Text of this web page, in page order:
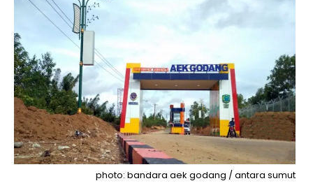
photo: bandara aek godang / antara sumut